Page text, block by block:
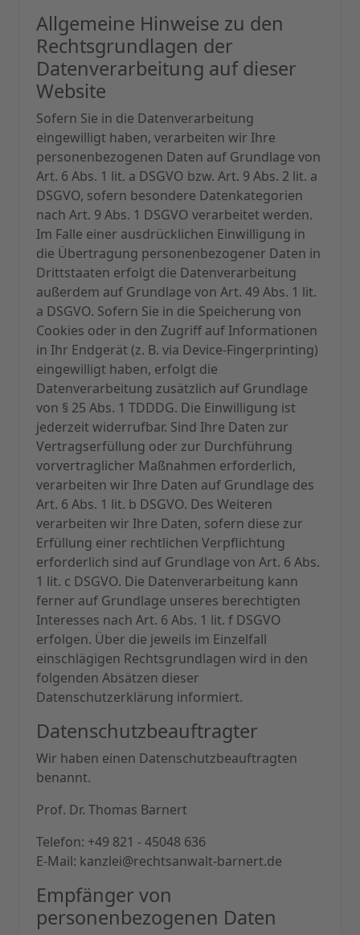
Allgemeine Hinweise zu den
Rechtsgrundlagen der
Datenverarbeitung auf dieser
Website
Sofern Sie in die Datenverarbeitung
eingewilligt haben, verarbeiten wir Ihre
personenbezogenen Daten auf Grundlage von
Art. 6 Abs. 1 lit. a DSGVO bzw. Art. 9 Abs. 2 lit. a
DSGVO, sofern besondere Datenkategorien
nach Art. 9 Abs. 1 DSGVO verarbeitet werden.
Im Falle einer ausdrücklichen Einwilligung in
die Übertragung personenbezogener Daten in
Drittstaaten erfolgt die Datenverarbeitung
außerdem auf Grundlage von Art. 49 Abs. 1 lit.
a DSGVO. Sofern Sie in die Speicherung von
Cookies oder in den Zugriff auf Informationen
in Ihr Endgerät (z. B. via Device-Fingerprinting)
eingewilligt haben, erfolgt die
Datenverarbeitung zusätzlich auf Grundlage
von § 25 Abs. 1 TDDDG. Die Einwilligung ist
jederzeit widerrufbar. Sind Ihre Daten zur
Vertragserfüllung oder zur Durchführung
vorvertraglicher Maßnahmen erforderlich,
verarbeiten wir Ihre Daten auf Grundlage des
Art. 6 Abs. 1 lit. b DSGVO. Des Weiteren
verarbeiten wir Ihre Daten, sofern diese zur
Erfüllung einer rechtlichen Verpflichtung
erforderlich sind auf Grundlage von Art. 6 Abs.
1 lit. c DSGVO. Die Datenverarbeitung kann
ferner auf Grundlage unseres berechtigten
Interesses nach Art. 6 Abs. 1 lit. f DSGVO
erfolgen. Über die jeweils im Einzelfall
einschlägigen Rechtsgrundlagen wird in den
folgenden Absätzen dieser
Datenschutzerklärung informiert.
Datenschutz­beauftragter
Wir haben einen Datenschutzbeauftragten
benannt.
Prof. Dr. Thomas Barnert
Telefon: +49 821 - 45048 636
E-Mail: kanzlei@rechtsanwalt-barnert.de
Empfänger von
personenbezogenen Daten